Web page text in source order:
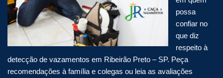
possa
confiar no
que diz
respeito à
detecção de vazamentos em Ribeirão Preto – SP. Peça
recomendações à família e colegas ou leia as avaliações